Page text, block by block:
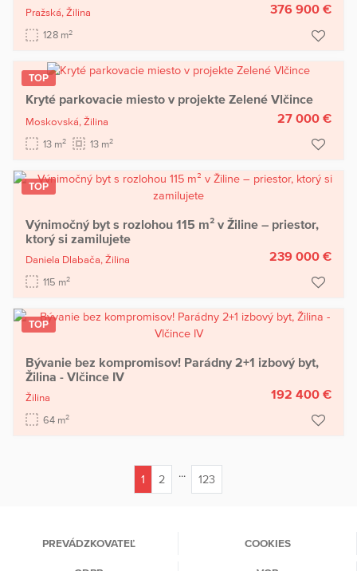
Pražská, Žilina
128 m2
376 900 €
TOP
Kryté parkovacie miesto v projekte Zelené Vlčince
Moskovská, Žilina
13 m2 13 m2
27 000 €
TOP
Výnimočný byt s rozlohou 115 m² v Žiline – priestor,
ktorý si zamilujete
Daniela Dlabača, Žilina
115 m2
239 000 €
TOP
Bývanie bez kompromisov! Parádny 2+1 izbový byt,
Žilina - Vlčince IV
Žilina
64 m2
192 400 €
1
2 ... 123
PREVÁDZKOVATEĽ COOKIES